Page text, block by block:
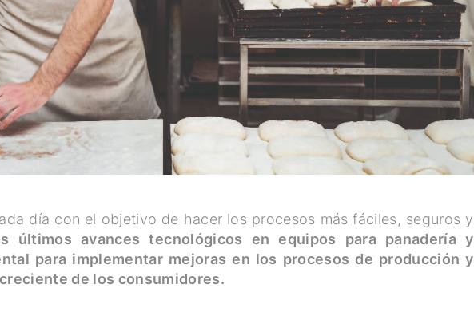
día con el objetivo de hacer los procesos más fáciles, seguros y
últimos avances tecnológicos en equipos para panadería y
para implementar mejoras en los procesos de producción y
de los consumidores.